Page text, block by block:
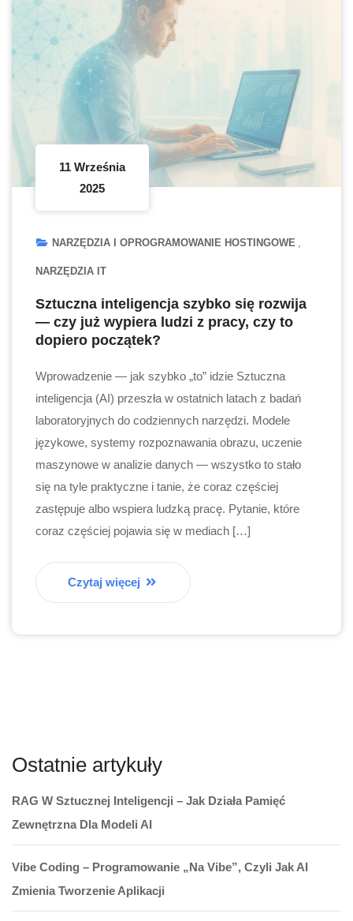
11 Września
2025
NARZĘDZIA I OPROGRAMOWANIE HOSTINGOWE
NARZĘDZIA IT
Sztuczna inteligencja szybko się rozwija
— czy już wypiera ludzi z pracy, czy to
dopiero początek?
Wprowadzenie — jak szybko „to” idzie Sztuczna
inteligencja (AI) przeszła w ostatnich latach z badań
laboratoryjnych do codziennych narzędzi. Modele
językowe, systemy rozpoznawania obrazu, uczenie
maszynowe w analizie danych — wszystko to stało
się na tyle praktyczne i tanie, że coraz częściej
zastępuje albo wspiera ludzką pracę. Pytanie, które
coraz częściej pojawia się w mediach […]
Czytaj więcej
Ostatnie artykuły
RAG W Sztucznej Inteligencji – Jak Działa Pamięć
Zewnętrzna Dla Modeli AI
Vibe Coding – Programowanie „na Vibe”, Czyli Jak AI
Zmienia Tworzenie Aplikacji